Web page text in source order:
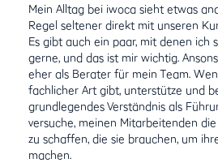
Mein Alltag bei iwoca sieht etwas
Regel seltener direkt mit unseren
Es gibt auch ein paar, mit denen ich
gerne, und das ist mir wichtig.
eher als Berater für mein Team.
fachlicher Art gibt, unterstütze und
grundlegendes Verständnis als
versuche, meinen Mitarbeitenden
zu schaffen, die sie brauchen, um
machen.